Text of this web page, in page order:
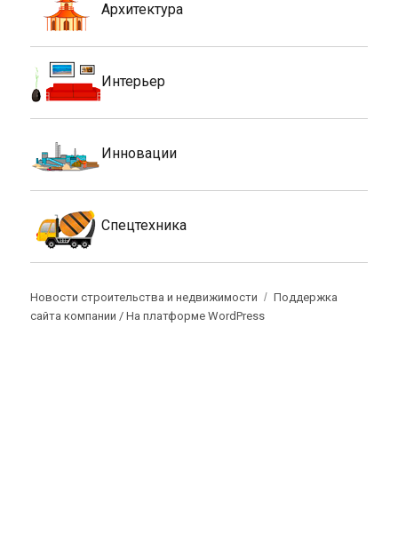
Архитектура
Интерьер
Инновации
Спецтехника
Новости строительства и недвижимости
Поддержка
сайта компании /На платформе WordPress